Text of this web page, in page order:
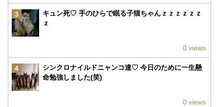
3
キュン死♡ 手のひらで眠る子猫ちゃんｚｚｚｚｚｚ
ｚ
0 views
4
シンクロナイルドニャンコ達♡ 今日のために一生懸
命勉強しました(笑)
0 views